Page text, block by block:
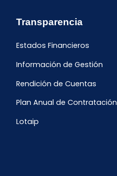
Transparencia
Estados Financieros
Información de Gestión
Rendición de Cuentas
Plan Anual de Contratación
Lotaip